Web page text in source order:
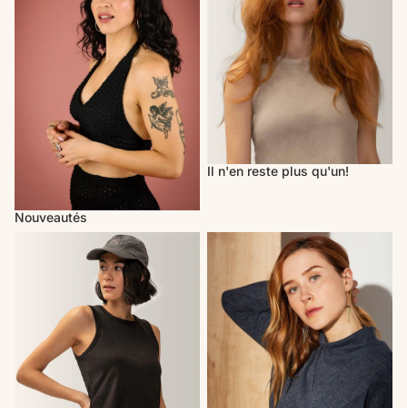
Nouveautés
Il n'en reste plus qu'un!
Cherry Bobin